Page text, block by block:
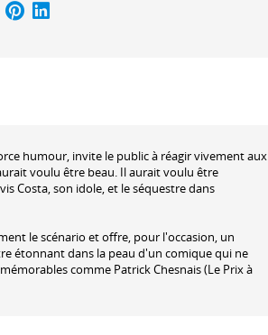
humour, invite le public à réagir vivement aux
voulu être beau. Il aurait voulu être
Costa, son idole, et le séquestre dans
le scénario et offre, pour l'occasion, un
étonnant dans la peau d'un comique qui ne
comme Patrick Chesnais (Le Prix à